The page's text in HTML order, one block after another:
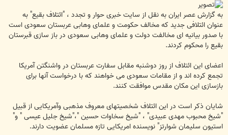
به گزارش عصر ايران به نقل از سایت خبری حوار و تجدد ، "ائتلاف بقیع" به
عنوان ائتلافی جدید که مخالف حکومت و علمای وهابی عربستان سعودی است
با صدور بیانیه ای مخالفت دولت و علمای وهابی سعودی در باز سازی قبرستان
بقیع را محکوم کردند.
اعضای این ائتلاف از روز دوشنبه مقابل سفارت عربستان در واشنگتن آمريكا
تجمع کرده اند و از مقامات سعودی می خواهند که با درخواست آنها برای
بازسازی این مکان مقدس موافقت کنند.
شایان ذکر است در این ائتلاف شخصیتهای معروف مذهبی وآمریکایی از قبیل
"شیخ محبوب مهدی عبیدی" ، "شیخ سخاوات حسین "،"شیخ جلیل عیسی " و"
استیون سلیمان شوارتز" نویسنده امریکایی تازه مسلمان عضویت دارند.